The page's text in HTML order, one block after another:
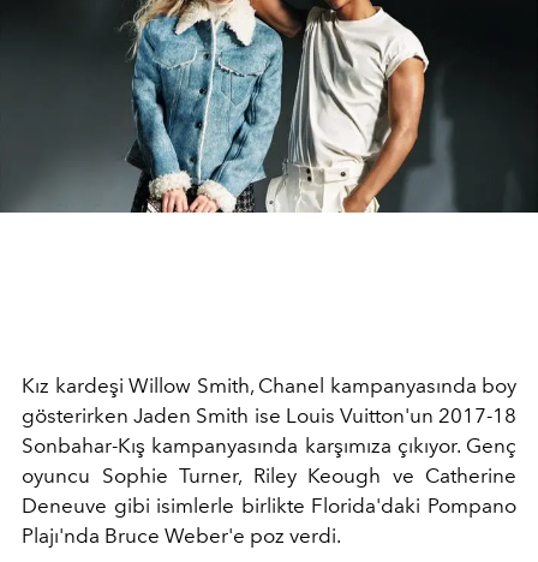
Kız kardeşi Willow Smith, Chanel kampanyasında boy
gösterirken Jaden Smith ise Louis Vuitton'un 2017-18
Sonbahar-Kış kampanyasında karşımıza çıkıyor. Genç
oyuncu Sophie Turner, Riley Keough ve Catherine
Deneuve gibi isimlerle birlikte Florida'daki Pompano
Plajı'nda Bruce Weber'e poz verdi.